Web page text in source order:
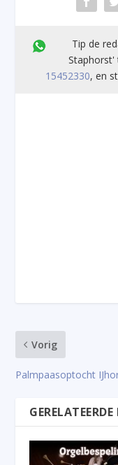
Tip de
15452330, en
Vorig
Palmpaasoptocht